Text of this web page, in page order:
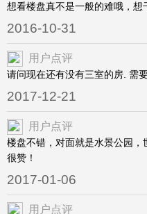
想看楼盘真不是一般的难哦，想
2016-10-31
用户点评
请问现在还有没有三室的房. 需
2017-12-21
用户点评
楼盘不错，对面就是水景公园
很赞！
2017-01-06
用户点评